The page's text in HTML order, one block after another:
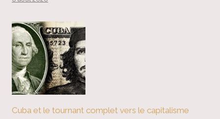
Cuba et le tournant complet vers le capitalisme